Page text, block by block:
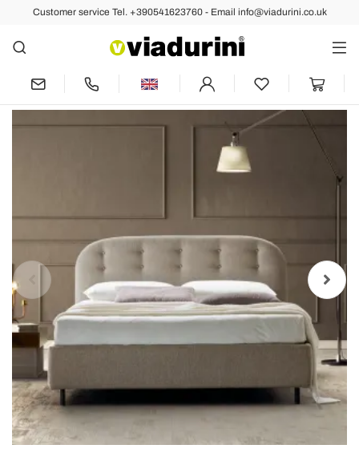
Customer service Tel. +390541623760 - Email info@viadurini.co.uk
Back Previous Next
Double Bed 160x190 with Curved Lines
and Buttons Made in Italy - Oriente